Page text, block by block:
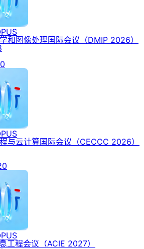
和图像处理国际会议 （DMIP 2026）
与云计算国际会议 （CECCC 2026）
工程会议 （ACIE 2027）